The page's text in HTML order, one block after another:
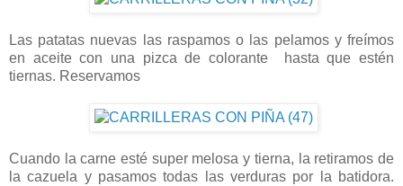
Las patatas nuevas las raspamos o las pelamos y freímos
en aceite con una pizca de colorante hasta que estén
tiernas. Reservamos
Cuando la carne esté super melosa y tierna, la retiramos de
la cazuela y pasamos todas las verduras por la batidora.